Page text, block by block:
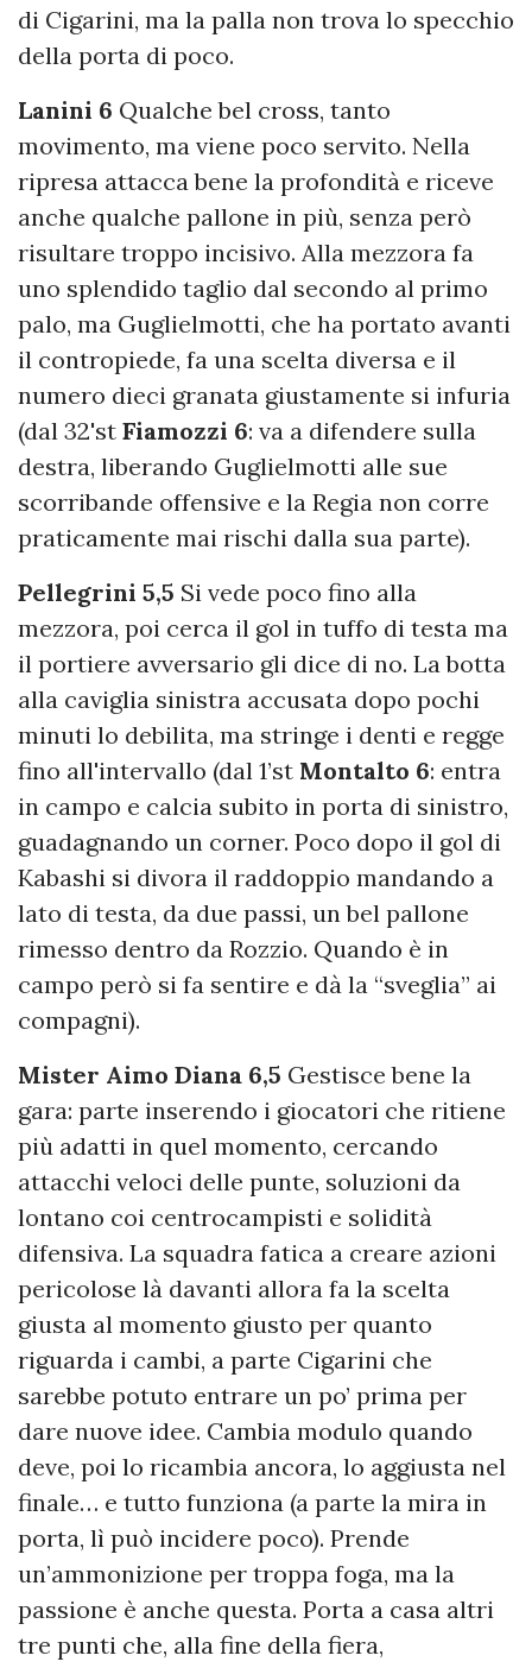
di Cigarini, ma la palla non trova lo specchio
della porta di poco.
Lanini 6 Qualche bel cross, tanto
movimento, ma viene poco servito. Nella
ripresa attacca bene la profondità e riceve
anche qualche pallone in più, senza però
risultare troppo incisivo. Alla mezzora fa
uno splendido taglio dal secondo al primo
palo, ma Guglielmotti, che ha portato avanti
il contropiede, fa una scelta diversa e il
numero dieci granata giustamente si infuria
(dal 32'st Fiamozzi 6: va a difendere sulla
destra, liberando Guglielmotti alle sue
scorribande offensive e la Regia non corre
praticamente mai rischi dalla sua parte).
Pellegrini 5,5 Si vede poco fino alla
mezzora, poi cerca il gol in tuffo di testa ma
il portiere avversario gli dice di no. La botta
alla caviglia sinistra accusata dopo pochi
minuti lo debilita, ma stringe i denti e regge
fino all'intervallo (dal 1’st Montalto 6: entra
in campo e calcia subito in porta di sinistro,
guadagnando un corner. Poco dopo il gol di
Kabashi si divora il raddoppio mandando a
lato di testa, da due passi, un bel pallone
rimesso dentro da Rozzio. Quando è in
campo però si fa sentire e dà la “sveglia” ai
compagni).
Mister Aimo Diana 6,5 Gestisce bene la
gara: parte inserendo i giocatori che ritiene
più adatti in quel momento, cercando
attacchi veloci delle punte, soluzioni da
lontano coi centrocampisti e solidità
difensiva. La squadra fatica a creare azioni
pericolose là davanti allora fa la scelta
giusta al momento giusto per quanto
riguarda i cambi, a parte Cigarini che
sarebbe potuto entrare un po’ prima per
dare nuove idee. Cambia modulo quando
deve, poi lo ricambia ancora, lo aggiusta nel
finale… e tutto funziona (a parte la mira in
porta, lì può incidere poco). Prende
un’ammonizione per troppa foga, ma la
passione è anche questa. Porta a casa altri
tre punti che, alla fine della fiera,